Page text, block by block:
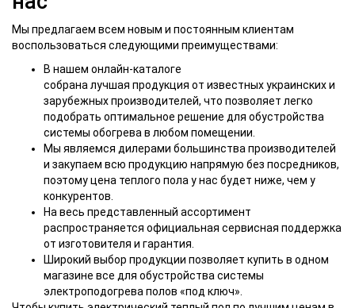
Мы предлагаем всем новым и постоянным клиентам
воспользоваться следующими преимуществами:
В нашем онлайн-каталоге
собрана лучшая продукция от известных украинских и
зарубежных производителей, что позволяет легко
подобрать оптимальное решение для обустройства
системы обогрева в любом помещении.
Мы являемся дилерами большинства производителей
и закупаем всю продукцию напрямую без посредников,
поэтому цена теплого пола у нас будет ниже, чем у
конкурентов.
На весь представленный ассортимент
распространяется официальная сервисная поддержка
от изготовителя и гарантия.
Широкий выбор продукции позволяет купить в одном
магазине все для обустройства системы
электроподогрева полов «под ключ».